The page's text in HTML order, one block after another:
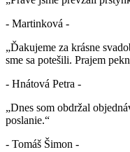
- Martinková -
„Ďakujeme za krásne
sme sa potešili. Prajem
- Hnátová Petra -
„Dnes som obdržal
poslanie.“
- Tomáš Šimon -